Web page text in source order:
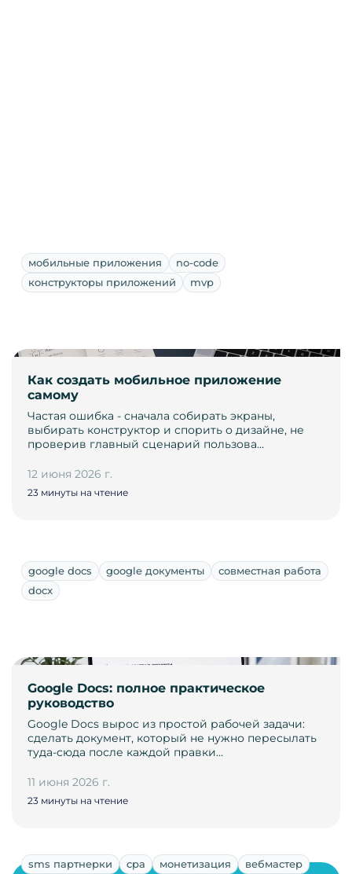
мобильные приложения
no-code
конструкторы приложений
mvp
Как создать мобильное приложение
самому
Частая ошибка - сначала собирать экраны,
выбирать конструктор и спорить о дизайне, не
проверив главный сценарий пользова…
12 июня 2026 г.
23 минуты на чтение
google docs google документы
совместная работа
docx
Google Docs: полное практическое
руководство
Google Docs вырос из простой рабочей задачи:
сделать документ, который не нужно пересылать
туда-сюда после каждой правки…
11 июня 2026 г.
23 минуты на чтение
sms партнерки cpa монетизация вебмастер